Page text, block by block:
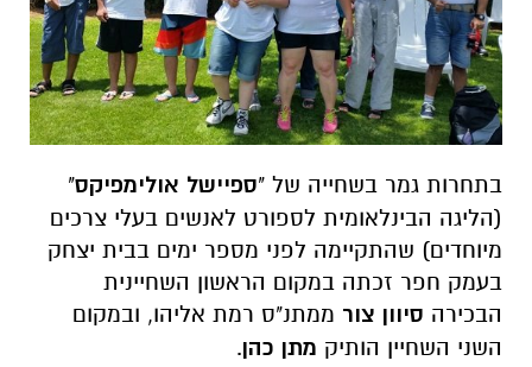
בתחרות גמר בשחייה של "ספיישל אולימפיקס"
(הליגה הבינלאומית לספורט לאנשים בעלי צרכים
מיוחדים) שהתקיימה לפני מספר ימים בבית יצחק
בעמק חפר זכתה במקום הראשון השחיינית
הבכירה סיוון צור ממתנ"ס רמת אליהו, ובמקום
השני השחיין הותיק מתן כהן.